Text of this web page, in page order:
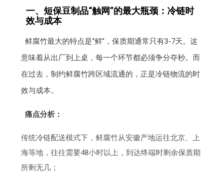
一、短保豆制品“触网”的最大瓶颈：冷链时
效与成本
鲜腐竹最大的特点是“鲜”，保质期通常只有3-7天。这
意味着从出厂到上桌，每一个环节都必须争分夺秒。而
在过去，制约鲜腐竹跨区域流通的，正是冷链物流的时
效与成本。
痛点分析：
传统冷链配送模式下，鲜腐竹从安徽产地运往北京、上
海等地，往往需要48小时以上，到达终端时剩余保质期
所剩无几；